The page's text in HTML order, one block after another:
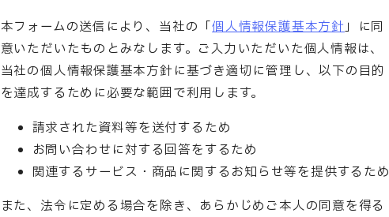
本フォームの送信により、当社の「個人情報保護基本方針」に同
意いただいたものとみなします。ご入力いただいた個人情報は、
当社の個人情報保護基本方針に基づき適切に管理し、以下の目的
を達成するために必要な範囲で利用します。
請求された資料等を送付するため
お問い合わせに対する回答をするため
関連するサービス・商品に関するお知らせ等を提供するため
また、法令に定める場合を除き、あらかじめご本人の同意を得る